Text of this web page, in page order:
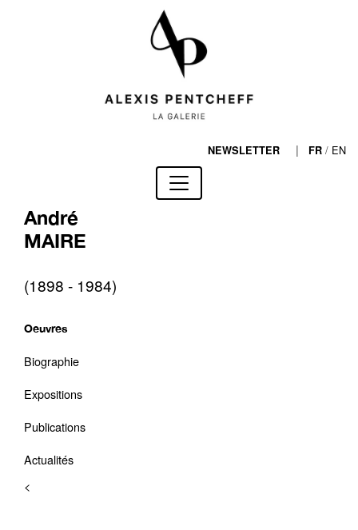
NEWSLETTER | FR / EN
André
MAIRE
(1898 - 1984)
Oeuvres
Biographie
Expositions
Publications
Actualités
<